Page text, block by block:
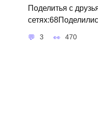
Поделитья с
3 470